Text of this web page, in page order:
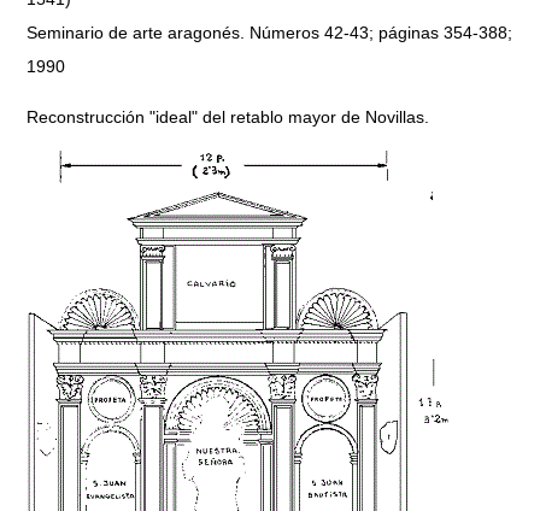
Seminario de arte aragonés. Números 42-43; páginas 354-388;
1990
Reconstrucción "ideal" del retablo mayor de Novillas.